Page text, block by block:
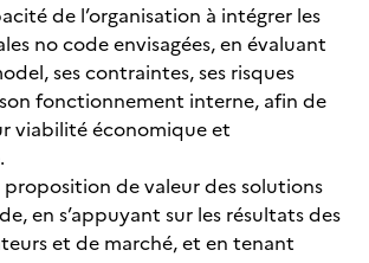
de l’organisation à intégrer les
no code envisagées, en évaluant
ses contraintes, ses risques
fonctionnement interne, afin de
viabilité économique et
proposition de valeur des solutions
en s’appuyant sur les résultats des
et de marché, et en tenant